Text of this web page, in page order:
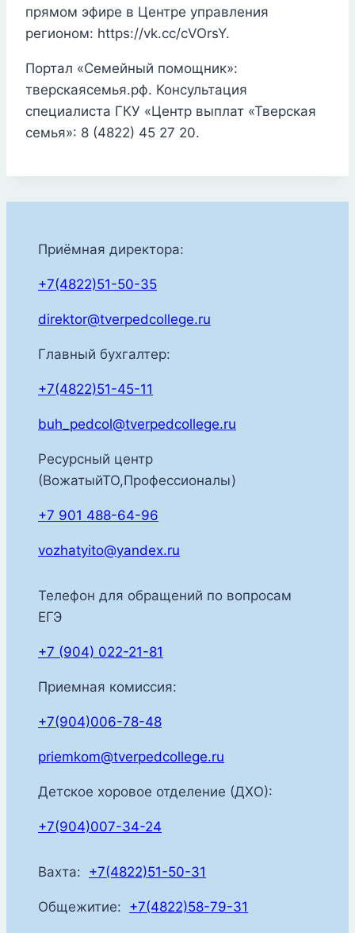
прямом эфире в Центре управления
регионом: https://vk.cc/cVOrsY.
Портал «Семейный помощник»:
тверскаясемья.рф. Консультация
специалиста ГКУ «Центр выплат «Тверская
семья»: 8 (4822) 45 27 20.
Приёмная директора:
+7(4822)51-50-35
direktor@tverpedcollege.ru
Главный бухгалтер:
+7(4822)51-45-11
buh_pedcol@tverpedcollege.ru
Ресурсный центр
(ВожатыйТО,Профессионалы)
+7 901 488-64-96
vozhatyito@yandex.ru
Телефон для обращений по вопросам
ЕГЭ
+7 (904) 022-21-81
Приемная комиссия:
+7(904)006-78-48
priemkom@tverpedcollege.ru
Детское хоровое отделение (ДХО):
+7(904)007-34-24
Вахта: +7(4822)51-50-31
Общежитие: +7(4822)58-79-31